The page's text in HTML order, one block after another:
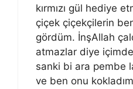
kırmızı gül hediye
çiçek çiçekçilerin
gördüm. İnşAllah
atmazlar diye
sanki bi ara pembe
ve ben onu